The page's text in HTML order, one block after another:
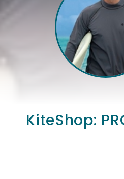
KiteShop: